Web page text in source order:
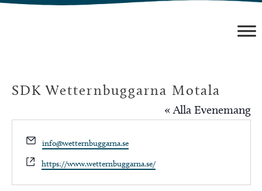
Hoppa
SDK Wetternbuggarna Motala
« Alla Evenemang
Email
info@wetternbuggarna.se
Website
https://www.wetternbuggarna.se/